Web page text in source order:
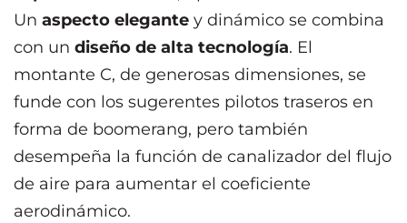
Un aspecto elegante y dinámico se combina
con un diseño de alta tecnología. El
montante C, de generosas dimensiones, se
funde con los sugerentes pilotos traseros en
forma de boomerang, pero también
desempeña la función de canalizador del flujo
de aire para aumentar el coeficiente
aerodinámico.